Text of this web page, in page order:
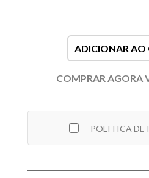
ADICIONAR AO
COMPRAR AGORA
POLITICA DE